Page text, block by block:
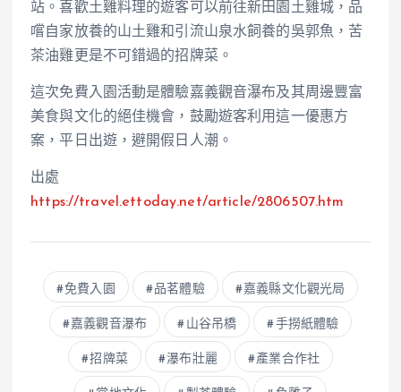
站。喜歡土雞料理的遊客可以前往新田園土雞城，品
嚐自家放養的山土雞和引流山泉水飼養的吳郭魚，苦
茶油雞更是不可錯過的招牌菜。
這次免費入園活動是體驗嘉義觀音瀑布及其周邊豐富
美食與文化的絕佳機會，鼓勵遊客利用這一優惠方
案，平日出遊，避開假日人潮。
出處
https://travel.ettoday.net/article/2806507.htm
免費入園 品茗體驗 嘉義縣文化觀光局
嘉義觀音瀑布 山谷吊橋 手撈紙體驗
招牌菜 瀑布壯麗 產業合作社